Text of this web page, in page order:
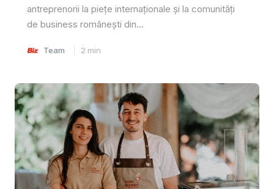
antreprenorii la piețe internaționale și la comunități
de business românești din...
Team 2 min